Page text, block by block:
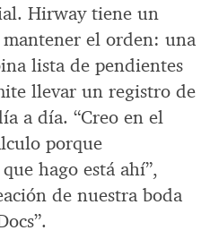
Hirway tiene un
el orden: una
lista de pendientes
llevar un registro de
a día. “Creo en el
porque
hago está ahí”,
de nuestra boda